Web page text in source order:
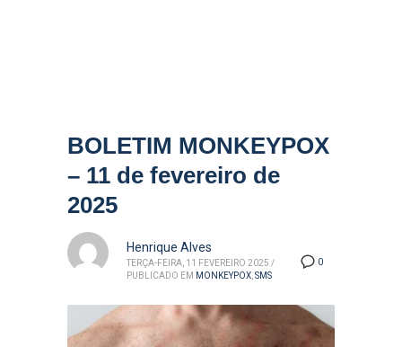
BOLETIM MONKEYPOX
– 11 de fevereiro de
2025
0
Henrique Alves
TERÇA-FEIRA, 11 FEVEREIRO 2025 /
PUBLICADO EM MONKEYPOX SMS